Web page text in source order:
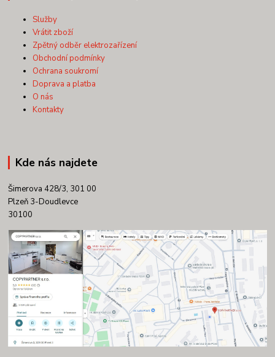
Služby
Vrátit zboží
Zpětný odběr elektrozařízení
Obchodní podmínky
Ochrana soukromí
Doprava a platba
O nás
Kontakty
Kde nás najdete
Šimerova 428/3, 301 00
Plzeň 3-Doudlevce
30100